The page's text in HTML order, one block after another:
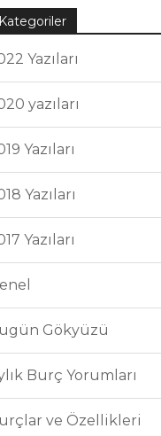
Kategoriler
Yazıları
yazıları
Yazıları
Yazıları
Yazıları
Gökyüzü
Burç Yorumları
ve Özellikleri